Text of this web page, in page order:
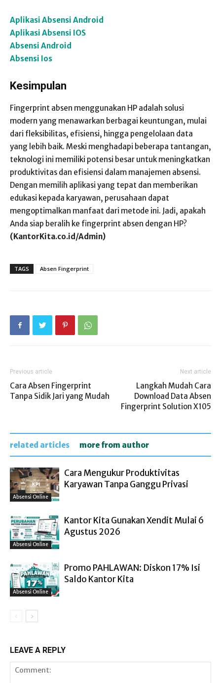
Aplikasi Absensi Android
Aplikasi Absensi IOS
Absensi Android
Absensi Ios
Kesimpulan
Fingerprint absen menggunakan HP adalah solusi
modern yang menawarkan berbagai keuntungan, mulai
dari fleksibilitas, efisiensi, hingga pengelolaan data
yang lebih baik. Meski menghadapi beberapa tantangan,
teknologi ini memiliki potensi besar untuk meningkatkan
produktivitas dan efisiensi dalam manajemen absensi.
Dengan memilih aplikasi yang tepat dan memberikan
edukasi kepada karyawan, perusahaan dapat
mengoptimalkan manfaat dari metode ini. Jadi, apakah
Anda siap beralih ke fingerprint absen dengan HP?
(KantorKita.co.id/Admin)
TAGS Absen Fingerprint
Previous article
Cara Absen Fingerprint
Tanpa Sidik Jari yang Mudah
Next article
Langkah Mudah Cara
Download Data Absen
Fingerprint Solution X105
related articles more from author
Absensi Online
Cara Mengukur Produktivitas
Karyawan Tanpa Ganggu Privasi
Absensi Online
Kantor Kita Gunakan Xendit Mulai 6
Agustus 2026
Absensi Online
Promo PAHLAWAN: Diskon 17% Isi
Saldo Kantor Kita
LEAVE A REPLY